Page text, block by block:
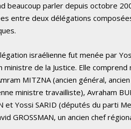
beaucoup parler depuis octobre
entre deux délégations
israélienne fut menée par
ministre de la Justice. Elle
MITZNA (ancien général,
ministre travailliste), Avraham
et Yossi SARID (députés du parti
GROSSMAN, un ancien chef